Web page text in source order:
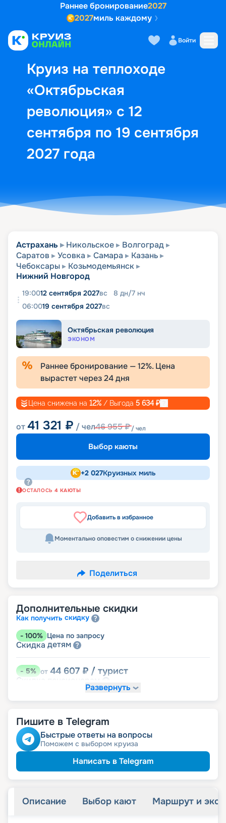
Раннее бронирование2027
2027миль каждому
Войти
Круиз на теплоходе
«Октябрьская
революция» с 12
сентября по 19 сентября
2027 года
Выбор кают Маршрут и
Астрахань Никольское
Волгоград
Саратов
Усовка Самара
Казань
Чебоксары
Козьмодемьянск
Нижний Новгород
19:0012 сентября 2027вс 8 дн/7 нч
06:0019 сентября 2027вс
Октябрьская революция
ЭКОНОМ
Раннее бронирование —12%. Цена
вырастет через24дня
Цена снижена на 12% / Выгода 5 634 ₽
от41 321 ₽ / чел46 955₽/ чел
Выбор каюты
+2 027Круизных миль
ОСТАЛОСЬ 4 КАЮТЫ
Добавить в избранное
Моментально оповестим о снижении цены
Поделиться
Дополнительные скидки
Как получить скидку
- 100% Цена по запросу
Скидка детям
-5% от 44 607 ₽ / турист
Скидка
Развернуть
Пишите в Telegram
Быстрые ответы на вопросы
Поможем с выбором круиза
Написать в Telegram
Описание Выбор кают Маршрут и